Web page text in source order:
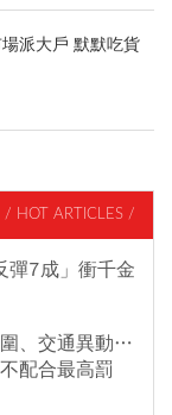
派大戶 默默吃貨
/ HOT ARTICLES /
彈7成」衝千金
、交通異動…
配合最高罰